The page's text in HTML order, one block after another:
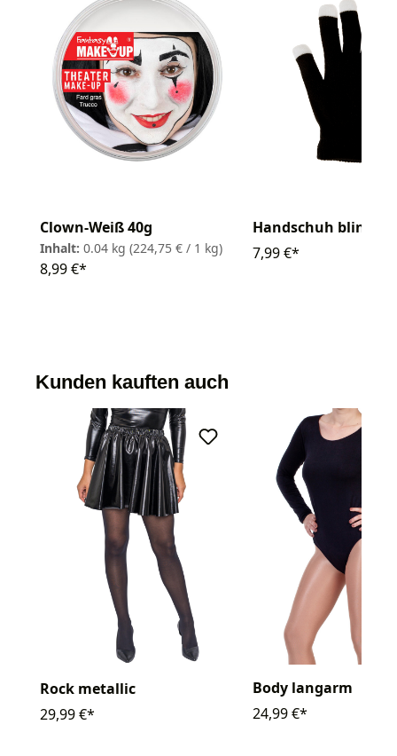
Clown-Weiß 40g
Inhalt: 0.04 kg (224,75 € / 1 kg)
8,99 €*
Handschuh
7,99 €*
Kunden kauften auch
Rock metallic
29,99 €*
Body langarm
24,99 €*